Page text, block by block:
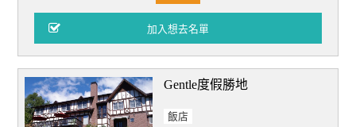
Gentle度假勝地
飯店